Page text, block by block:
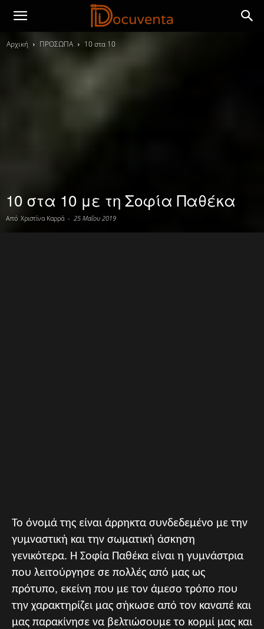
Αρχική ΠΡΟΣΩΠΑ 10 στα 10
10 στα 10 με τη Σοφία Παθέκα
Από Χριστίνα Καρρά - 25 Μαΐου 2019
Το όνομά της είναι άρρηκτα συνδεδεμένο με την
γυμναστική και την σωματική άσκηση
γενικότερα. Η Σοφία Παθέκα είναι η γυμνάστρια
που λειτούργησε σε πολλές από μας ως
πρότυπο, εκείνη που με τον άμεσο τρόπο που
την χαρακτηρίζει μας σήκωσε από τον καναπέ και
μας παρακίνησε να βελτιώσουμε το κορμί μας και